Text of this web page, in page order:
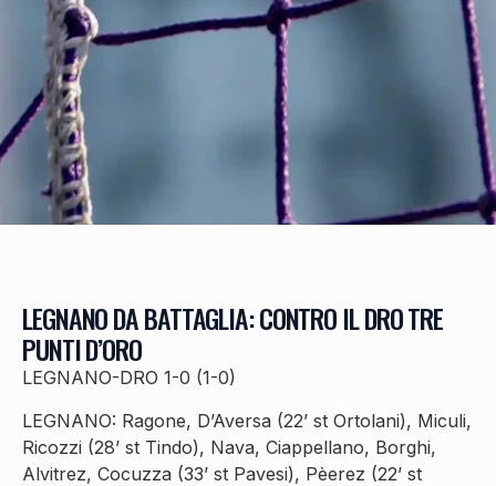
LEGNANO DA BATTAGLIA: CONTRO IL DRO TRE
PUNTI D’ORO
LEGNANO-DRO 1-0 (1-0)
LEGNANO: Ragone, D’Aversa (22’ st Ortolani), Miculi,
Ricozzi (28’ st Tindo), Nava, Ciappellano, Borghi,
Alvitrez, Cocuzza (33’ st Pavesi), Pèerez (22’ st